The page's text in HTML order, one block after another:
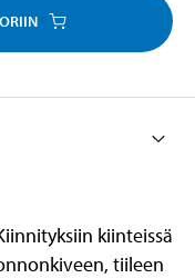
kiinteissä
tiileen